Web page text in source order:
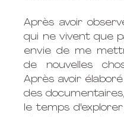
Après avoir
qui ne vivent que
envie de me
de nouvelles
Après avoir
des
le temps